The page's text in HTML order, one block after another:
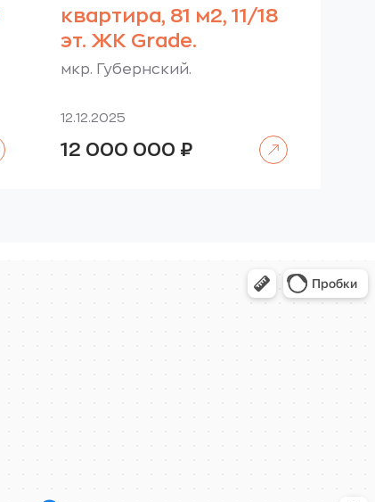
квартира, 81 м2, 11/18
эт. ЖК Grade.
мкр. Губернский.
12.12.2025
12 000 000 ₽